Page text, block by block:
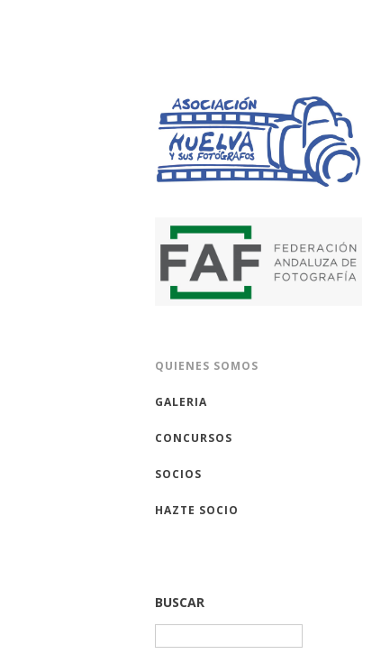
HUELVA Y SUS
QUIENES SOMOS
GALERIA
CONCURSOS
SOCIOS
HAZTE SOCIO
BUSCAR